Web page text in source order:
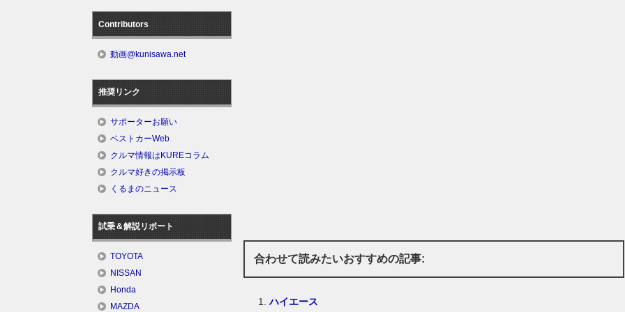
合わせて読みたいおすすめの記事:
ハイエース
Contributors
動画@kunisawa.net
推奨リンク
サポーターお願い
ベストカーWeb
クルマ情報はKUREコラム
クルマ好きの掲示板
くるまのニュース
試乗＆解説リポート
TOYOTA
NISSAN
Honda
MAZDA